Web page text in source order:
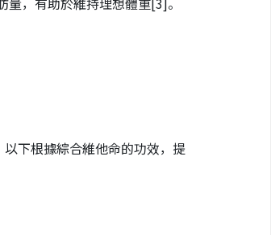
下根據綜合維他命的功效，提